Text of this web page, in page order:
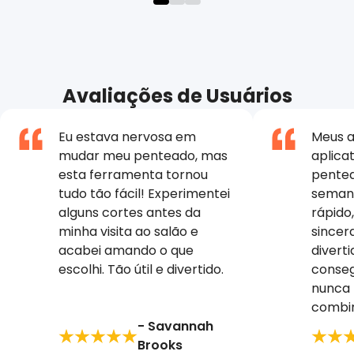
Avaliações de Usuários
Eu estava nervosa em
mudar meu penteado, mas
esta ferramenta tornou
tudo tão fácil! Experimentei
alguns cortes antes da
minha visita ao salão e
acabei amando o que
escolhi. Tão útil e divertido.
- Savannah
Brooks
Meus
nunca